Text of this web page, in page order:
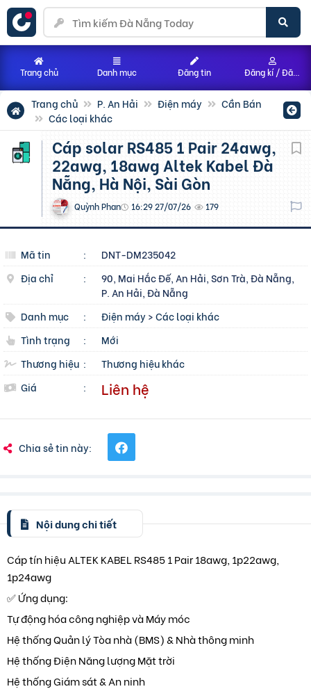
Trang chủ P. An Hải Điện máy
Cần Bán
Các loại khác
Cáp solar RS485 1 Pair 24awg,
22awg, 18awg Altek Kabel Đà
Nẵng, Hà Nội, Sài Gòn
Quỳnh Phan 16:29 27/07/26 179
Mã tin :
DNT-DM235042
Địa chỉ
:
90, Mai Hắc Đế, An Hải, Sơn Trà, Đà Nẵng,
P. An Hải, Đà Nẵng
Danh mục
: Điện máy>Các loại khác
Tình trạng
:
Mới
Thương hiệu :
Thương hiệu khác
Giá
: Liên hệ
Chia sẻ tin này:
Nội dung chi tiết
Cáp tín hiệu ALTEK KABEL RS485 1 Pair 18awg, 1p22awg,
1p24awg
✅ Ứng dụng:
Tự động hóa công nghiệp và Máy móc
Hệ thống Quản lý Tòa nhà (BMS) & Nhà thông minh
Hệ thống Điện Năng lượng Mặt trời
Hệ thống Giám sát & An ninh
Trang chủ Danh mục Đăng tin